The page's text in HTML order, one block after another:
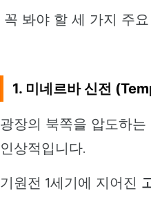
꼭 봐야 할 세 가지 주
1. 미네르바 신전
광장의 북쪽을 압도하
인상적입니다.
기원전 1세기에 지어진